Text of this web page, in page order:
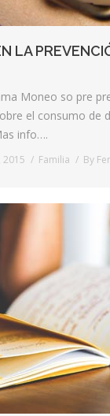
LA
Moneo so pre
el consumo de
info….
Familia By